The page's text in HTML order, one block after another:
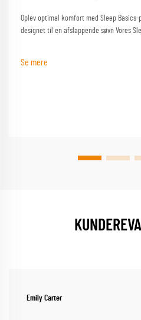
Oplev optimal komfort med Sleep
designet til en afslappende søvn Vores
Se mere
Emily Carter